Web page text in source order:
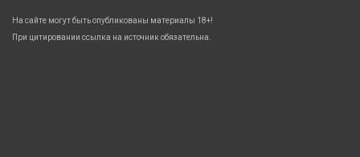
На сайте могут быть опубликованы материалы 18+!
При цитировании ссылка на источник обязательна.